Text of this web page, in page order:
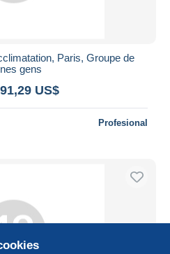
Paris, Groupe de
gens
US$
Profesional